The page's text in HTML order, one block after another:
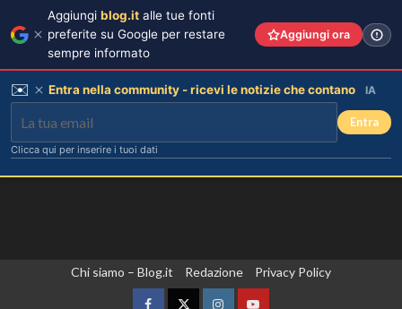
Chi siamo – Blog.it Redazione Privacy Policy
Il midi dress azzurro di Harriet
Danilo D’Angelo: “Dopo Francesca,
faccio fatica a ritrovare me stesso”
Aggiungi blog.it alle tue fonti
preferite su Google per restare
sempre informato
Aggiungi ora
✉️ Entra nella community - ricevi le notizie che contano IA
Entra
Clicca qui per inserire i tuoi dati